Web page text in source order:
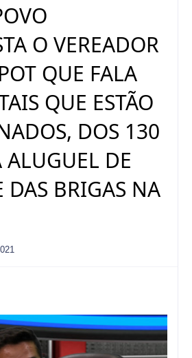
O VEREADOR
QUE FALA
QUE ESTÃO
DOS 130
DE
DAS BRIGAS NA